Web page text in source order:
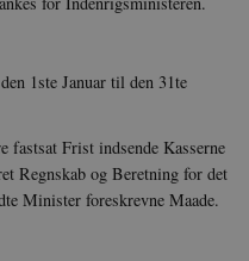
1ste Januar til den 31te
fastsat Frist indsende Kasserne
Regnskab og Beretning for det
Minister foreskrevne Maade.
sekunder